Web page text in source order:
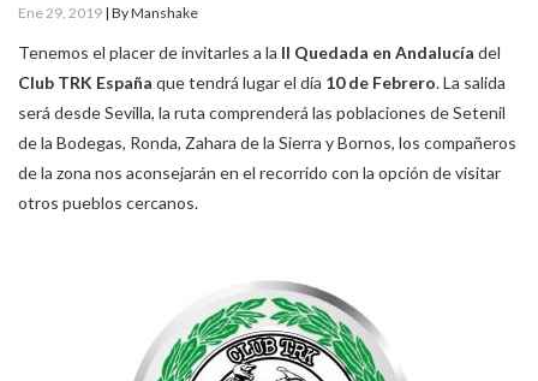
Ene 29, 2019 | ByManshake
Tenemos el placer de invitarles a la II Quedada en Andalucía del
Club TRK España que tendrá lugar el día 10 de Febrero. La salida
será desde Sevilla, la ruta comprenderá las poblaciones de Setenil
de la Bodegas, Ronda, Zahara de la Sierra y Bornos, los compañeros
de la zona nos aconsejarán en el recorrido con la opción de visitar
otros pueblos cercanos.